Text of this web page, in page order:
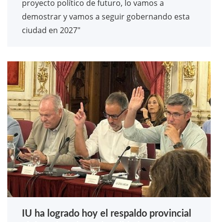
proyecto político de futuro, lo vamos a
demostrar y vamos a seguir gobernando esta
ciudad en 2027"
IU ha logrado hoy el respaldo provincial